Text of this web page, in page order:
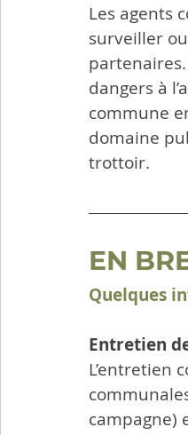
Les agents
surveiller
dangers à
commune
domaine
trottoir.
EN
Quelques
Entretien
L’entretien
campagne)